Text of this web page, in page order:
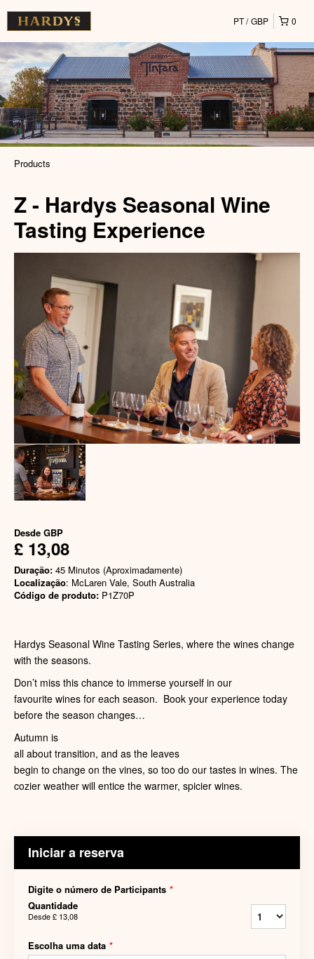
0
PT GBP
Products
Z - Hardys Seasonal Wine
Tasting Experience
Desde GBP
£ 13,08
Duração: 45 Minutos (Aproximadamente)
Localização: McLaren Vale, South Australia
Código de produto: P1Z70P
Hardys Seasonal Wine Tasting Series, where the wines change
with the seasons.
Don’t miss this chance to immerse yourself in our
favourite wines for each season. Book your experience today
before the season changes…
Autumn is
all about transition, and as the leaves
begin to change on the vines, so too do our tastes in wines. The
cozier weather will entice the warmer, spicier wines.
Iniciar a reserva
Digite o número de Participants *
Quantidade
Desde£ 13,08
Escolha uma data *